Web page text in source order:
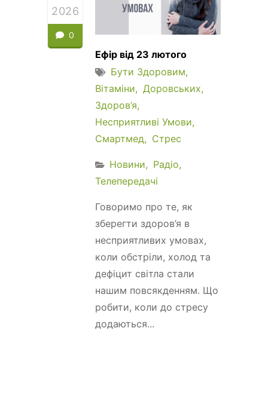
2026
0
Ефір від 23 лютого
Бути Здоровим
Вітаміни
Доровських
Здоров’я
Несприятливі Умови
Смартмед
Стрес
Новини
Радіо
Телепередачі
Говоримо про те, як
зберегти здоров’я в
несприятливих умовах,
коли обстріли, холод та
дефіцит світла стали
нашим повсякденням. Що
робити, коли до стресу
додаються...